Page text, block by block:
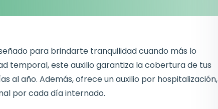
para brindarte tranquilidad cuando más lo
temporal, este auxilio garantiza la cobertura de tus
al año. Además, ofrece un auxilio por hospitalización,
por cada día internado.